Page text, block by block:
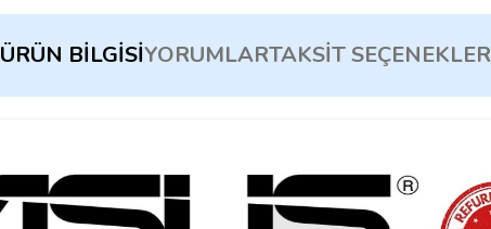
ÜRÜN BILGISIYORUMLARTAKSIT